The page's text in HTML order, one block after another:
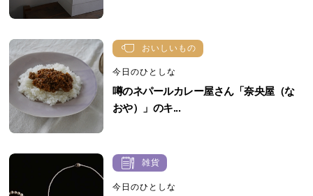
おいしいもの
今日のひとしな
噂のネパールカレー屋さん「奈央屋（な
おや）」のキ...
雑貨
今日のひとしな